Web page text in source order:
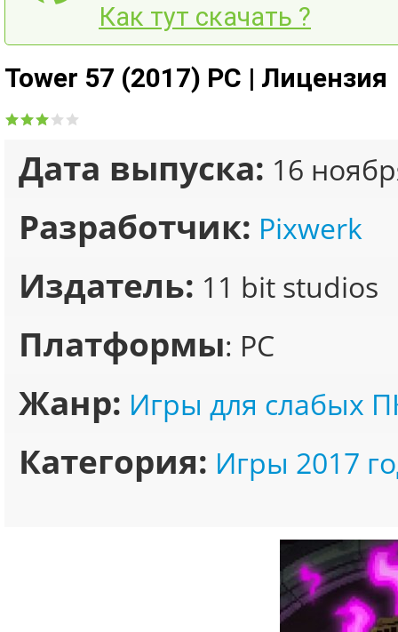
Как тут скачать ?
Tower 57 (2017) PC | Лицензия
Дата выпуска: 16
Разработчик: Pixwerk
Издатель: 11 bit studios
Платформы: PC
Жанр: Игры для слабых
Категория: Игры 2017